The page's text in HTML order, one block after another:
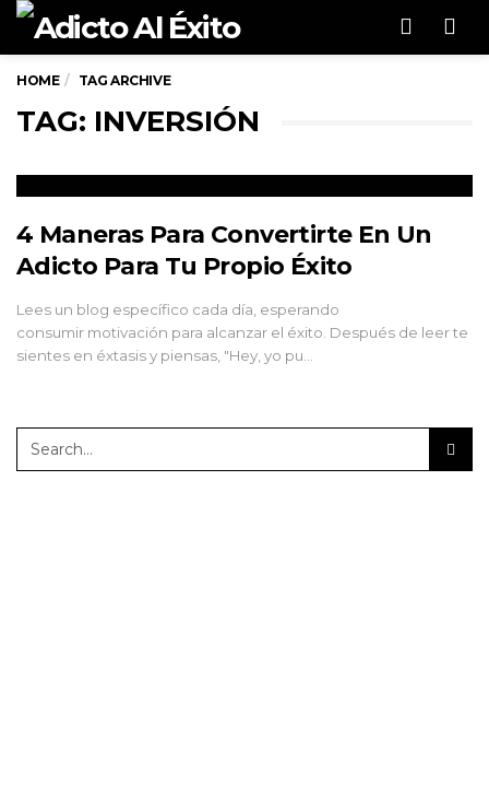
HOME TAG ARCHIVE
TAG: INVERSIÓN
4 Maneras Para Convertirte En Un
Adicto Para Tu Propio Éxito
Lees un blog específico cada día, esperando
consumir motivación para alcanzar el éxito. Después de leer te
sientes en éxtasis y piensas, "Hey, yo pu…